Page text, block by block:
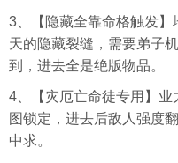
3、【隐藏全靠命格触发
天的隐藏裂缝，需要弟子
到，进去全是绝版物品。
4、【灾厄亡命徒专用】
图锁定，进去后敌人强度
中求。